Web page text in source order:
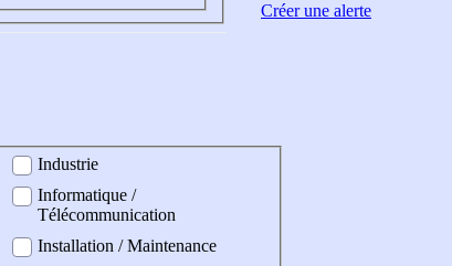
Industrie
Informatique /
Télécommunication
Installation / Maintenance
Créer une alerte